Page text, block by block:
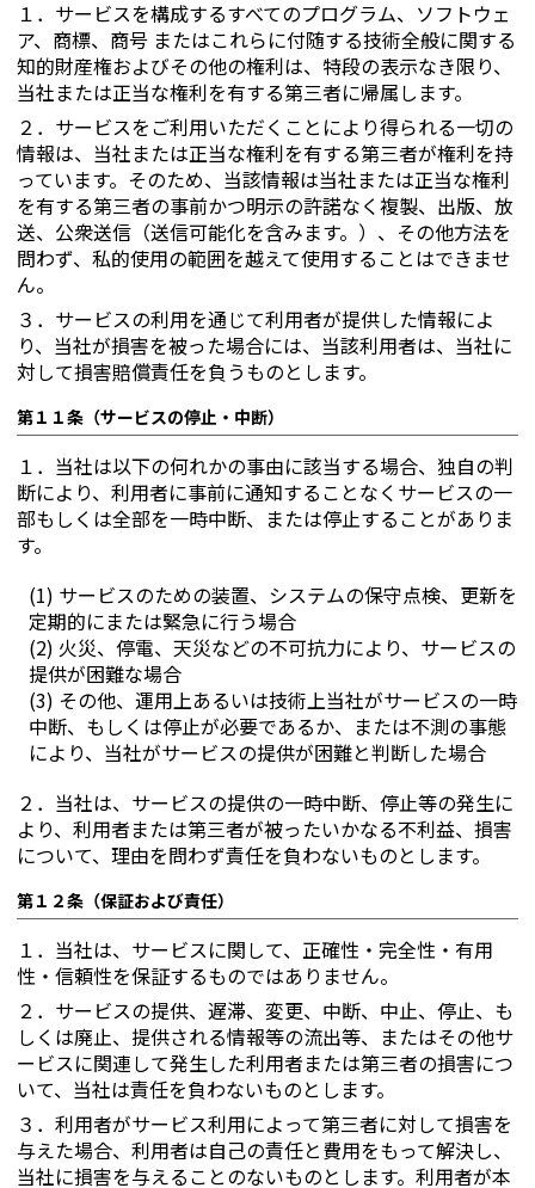
１． サービスを構成するすべてのプログラム、ソフトウェ
ア、商標、商号 またはこれらに付随する技術全般に関する
知的財産権およびその他の権利は、特段の表示なき限り、
当社または正当な権利を有する第三者に帰属します。
２． サービスをご利用いただくことにより得られる一切の
情報は、当社または正当な権利を有する第三者が権利を持
っています。そのため、当該情報は当社または正当な権利
を有する第三者の事前かつ明示の許諾なく複製、出版、放
送、公衆送信（送信可能化を含みます。）、その他方法を
問わず、私的使用の範囲を越えて使用することはできませ
ん。
３． サービスの利用を通じて利用者が提供した情報によ
り、当社が損害を被った場合には、当該利用者は、当社に
対して損害賠償責任を負うものとします。
第１１条（サービスの停止・中断）
１． 当社は以下の何れかの事由に該当する場合、独自の判
断により、利用者に事前に通知することなくサービスの一
部もしくは全部を一時中断、または停止することがありま
す。
(1) サービスのための装置、システムの保守点検、更新を
定期的にまたは緊急に行う場合
(2) 火災、停電、天災などの不可抗力により、サービスの
提供が困難な場合
(3) その他、運用上あるいは技術上当社がサービスの一時
中断、もしくは停止が必要であるか、または不測の事態
により、当社がサービスの提供が困難と判断した場合
２． 当社は、サービスの提供の一時中断、停止等の発生に
より、利用者または第三者が被ったいかなる不利益、損害
について、理由を問わず責任を負わないものとします。
第１２条（保証および責任）
１． 当社は、サービスに関して、正確性・完全性・有用
性・信頼性を保証するものではありません。
２． サービスの提供、遅滞、変更、中断、中止、停止、も
しくは廃止、提供される情報等の流出等、またはその他サ
ービスに関連して発生した利用者または第三者の損害につ
いて、当社は責任を負わないものとします。
３． 利用者がサービス利用によって第三者に対して損害を
与えた場合、利用者は自己の責任と費用をもって解決し、
当社に損害を与えることのないものとします。利用者が本